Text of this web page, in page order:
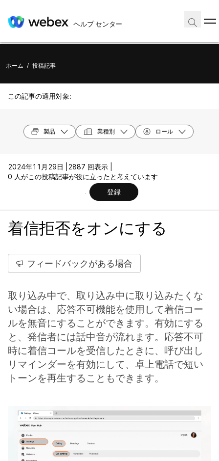
ヘルプ センター
ホーム / 投稿記事
この記事の適用対象:
製品 業種別 ロール
2024年11月29日 |
2887 回表示 |
0 人がこの投稿記事が役に立ったと考えています
登録
着信拒否をオンにする
フィードバックがある場合
取り込み中で、取り込み中に取り込みたくな
い場合は、応答不可機能を使用して着信コー
ルを無音にすることができます。有効にする
と、発信者には話中音が流れます。応答不可
時に着信コールを受信したときに、呼び出し
リマインダーを有効にして、卓上電話で短い
トーンを再生することもできます。